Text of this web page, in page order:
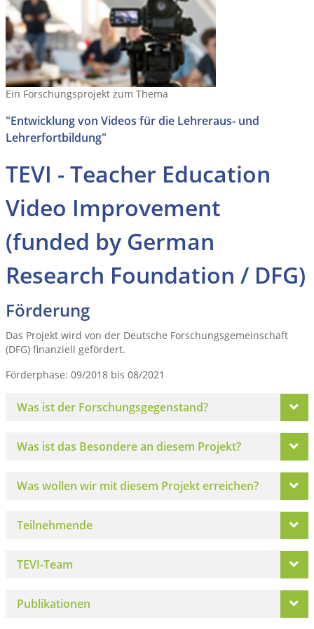
Ein Forschungsprojekt zum Thema
"Entwicklung von Videos für die Lehreraus- und
Lehrerfortbildung"
TEVI - Teacher Education
Video Improvement
(funded by German
Research Foundation / DFG)
Förderung
Das Projekt wird von der Deutsche Forschungsgemeinschaft
(DFG) finanziell gefördert.
Förderphase: 09/2018 bis 08/2021
Was ist der Forschungsgegenstand?
Was ist das Besondere an diesem Projekt?
Was wollen wir mit diesem Projekt erreichen?
Teilnehmende
TEVI-Team
Publikationen